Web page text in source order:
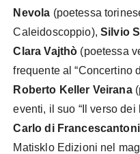
Nevola (poetessa
Caleidoscoppio), Silvio
Clara Vajthò (poetessa
frequente al “Concertino
Roberto Keller Veirana
eventi, il suo “Il verso dei
Carlo di
Matisklo Edizioni nel